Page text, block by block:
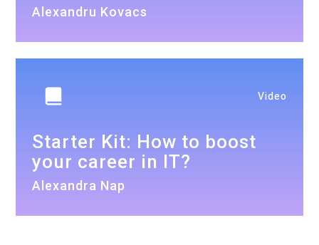
Alexandru Kovacs
Video
Starter Kit: How to boost
your career in IT?
Alexandra Nap